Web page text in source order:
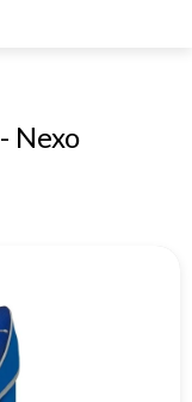
Nexo